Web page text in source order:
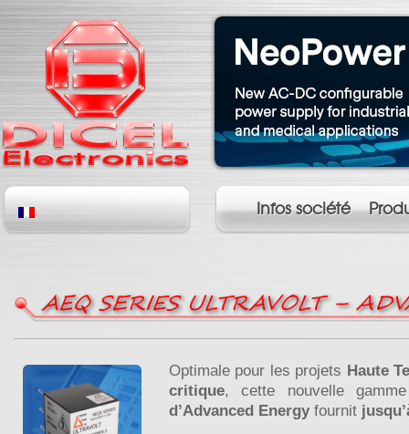
Infos société
AEQ SERIES ULTRAVOLT –
Optimale pour les projets Haute
critique, cette nouvelle
d’Advanced Energy fournit